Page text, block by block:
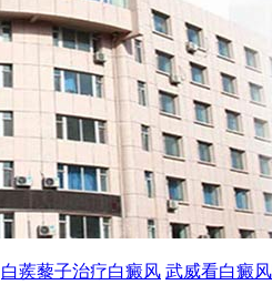
白蒺藜子治疗白癜风 武威看白癜